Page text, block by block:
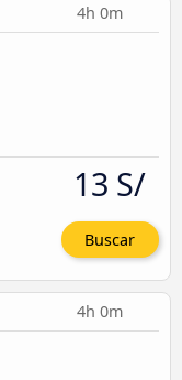
4h 0m
13 S/
Buscar
4h 0m